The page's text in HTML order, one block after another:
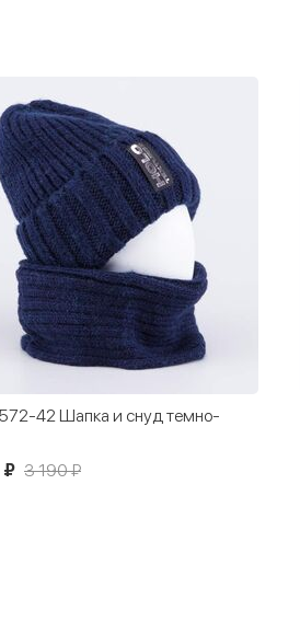
42 Шапка и снуд темно-
₽ 3 190 ₽